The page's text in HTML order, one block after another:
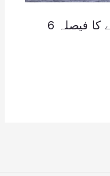
ایران نے آبنائے ہرمز کھولنے کا فیصلہ 6